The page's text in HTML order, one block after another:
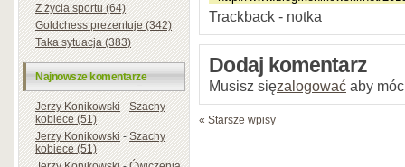
Z życia sportu (64)
Goldchess prezentuje (342)
Taka sytuacja (383)
Najnowsze komentarze
Jerzy Konikowski-Szachy
kobiece (51)
Jerzy Konikowski-Szachy
kobiece (51)
Trackback - notka
Dodaj komentarz
Musisz sięzalogować aby
« Starsze wpisy